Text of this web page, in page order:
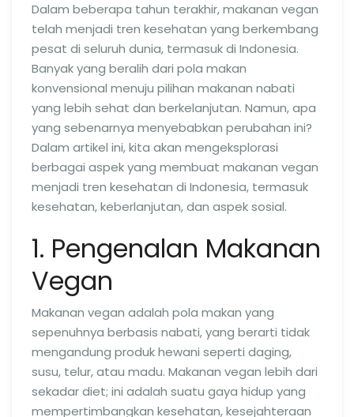
Dalam beberapa tahun terakhir, makanan vegan
telah menjadi tren kesehatan yang berkembang
pesat di seluruh dunia, termasuk di Indonesia.
Banyak yang beralih dari pola makan
konvensional menuju pilihan makanan nabati
yang lebih sehat dan berkelanjutan. Namun, apa
yang sebenarnya menyebabkan perubahan ini?
Dalam artikel ini, kita akan mengeksplorasi
berbagai aspek yang membuat makanan vegan
menjadi tren kesehatan di Indonesia, termasuk
kesehatan, keberlanjutan, dan aspek sosial.
1. Pengenalan Makanan
Vegan
Makanan vegan adalah pola makan yang
sepenuhnya berbasis nabati, yang berarti tidak
mengandung produk hewani seperti daging,
susu, telur, atau madu. Makanan vegan lebih dari
sekadar diet; ini adalah suatu gaya hidup yang
mempertimbangkan kesehatan, kesejahteraan